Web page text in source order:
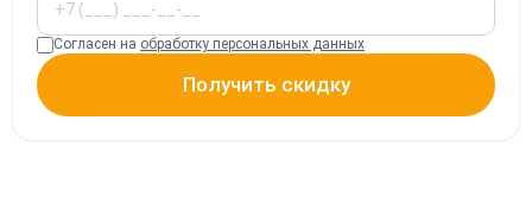
Согласен на обработку персональных данных
Получить скидку